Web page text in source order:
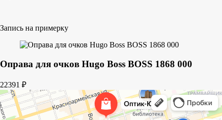
Запись на примерку
Оправа для очков Hugo Boss BOSS 1868 000
22391 ₽
Оптик-Ю
Салон оптики в Ростове‑на‑Дону
Ремонт очков в Ростове‑на‑Дону